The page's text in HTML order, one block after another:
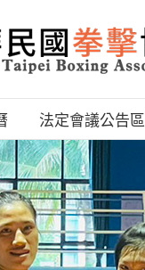
法定會議公告區